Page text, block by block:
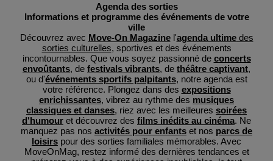
Agenda des sorties
Informations et programme des événements de votre
ville
Découvrez avec Move-On Magazinel'agenda ultimedes
sorties culturelles, sportives et des événements
incontournables. Que vous soyez passionné de concerts
envoûtants, de festivals vibrants, de théâtre captivant,
ou d'événements sportifs palpitants, notre agenda est
votre référence. Plongez dans des expositions
enrichissantes, vibrez au rythme des musiques
classiques et danses, riez avec les meilleures soirées
d'humour et découvrez des films inédits au cinéma. Ne
manquez pas nos activités pour enfants et nos parcs de
loisirs pour des sorties familiales mémorables. Avec
MoveOnMag, restez informé des dernières tendances et